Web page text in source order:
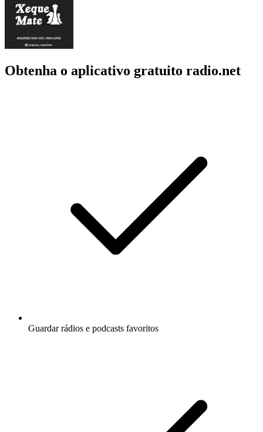
Obtenha o aplicativo gratuito radio.net
Guardar rádios e podcasts favoritos